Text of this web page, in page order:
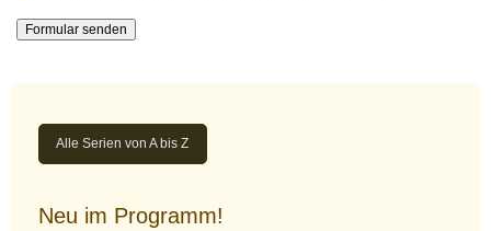
Alle Serien von A bis Z
Neu im Programm!